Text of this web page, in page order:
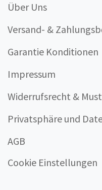
Über Uns
Versand- &
Garantie Konditionen
Impressum
Widerrufsrecht &
Privatsphäre und
AGB
Cookie Einstellungen